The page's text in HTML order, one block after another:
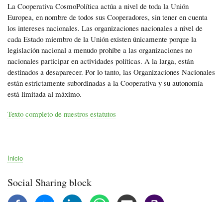
La Cooperativa CosmoPolítica actúa a nivel de toda la Unión
Europea, en nombre de todos sus Cooperadores, sin tener en cuenta
los intereses nacionales. Las organizaciones nacionales a nivel de
cada Estado miembro de la Unión existen únicamente porque la
legislación nacional a menudo prohíbe a las organizaciones no
nacionales participar en actividades políticas. A la larga, están
destinados a desaparecer. Por lo tanto, las Organizaciones Nacionales
están estrictamente subordinadas a la Cooperativa y su autonomía
está limitada al máximo.
Texto completo de nuestros estatutos
de
navegación
Inicio
Social Sharing block